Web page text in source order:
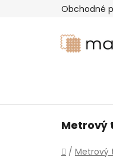
Obchodné
Metrový
Domov
/ Metrový